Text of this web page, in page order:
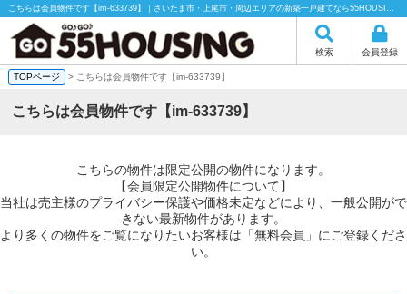
こちらは会員物件です【im-633739】｜さいたま市・上尾市・周辺エリアの新築一戸建てなら55HOUSING（55ハウジング）にお任せください！
検索 会員登録
TOPページ > こちらは会員物件です【im-633739】
こちらは会員物件です【im-633739】
こちらの物件は限定公開の物件になります。
【会員限定公開物件について】
当社は売主様のプライバシー保護や価格未定などにより、一般公開がで
きない最新物件があります。
より多くの物件をご覧になりたいお客様は「無料会員」にご登録くださ
い。